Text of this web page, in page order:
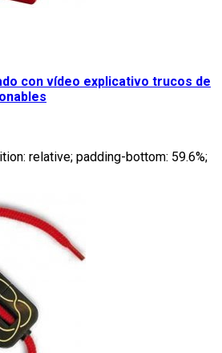
con vídeo explicativo trucos de
relative; padding-bottom: 59.6%;